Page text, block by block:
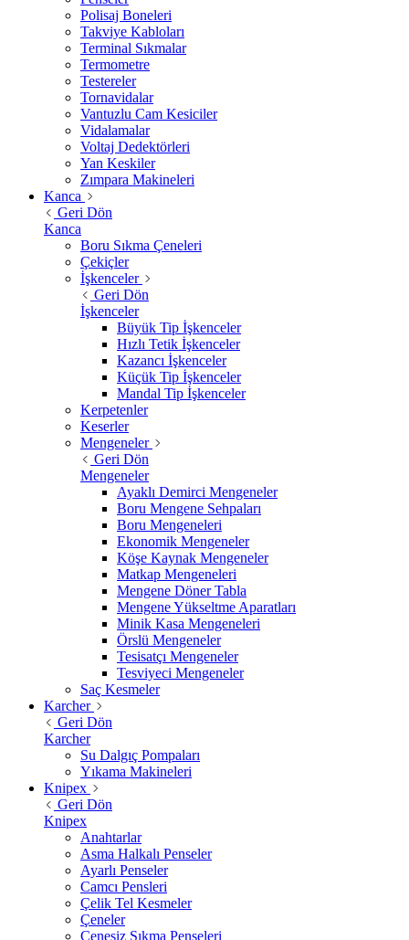
Polisaj Boneleri
Takviye Kabloları
Terminal Sıkmalar
Termometre
Testereler
Tornavidalar
Vantuzlu Cam Kesiciler
Vidalamalar
Voltaj Dedektörleri
Yan Keskiler
Zımpara Makineleri
Kanca
Geri Dön
Kanca
Boru Sıkma Çeneleri
Çekiçler
İşkenceler
Geri Dön
İşkenceler
Büyük Tip İşkenceler
Hızlı Tetik İşkenceler
Kazancı İşkenceler
Küçük Tip İşkenceler
Mandal Tip İşkenceler
Kerpetenler
Keserler
Mengeneler
Geri Dön
Mengeneler
Ayaklı Demirci Mengeneler
Boru Mengene Sehpaları
Boru Mengeneleri
Ekonomik Mengeneler
Köşe Kaynak Mengeneler
Matkap Mengeneleri
Mengene Döner Tabla
Mengene Yükseltme Aparatları
Minik Kasa Mengeneleri
Örslü Mengeneler
Tesisatçı Mengeneler
Tesviyeci Mengeneler
Saç Kesmeler
Karcher
Geri Dön
Karcher
Su Dalgıç Pompaları
Yıkama Makineleri
Knipex
Geri Dön
Knipex
Anahtarlar
Asma Halkalı Penseler
Ayarlı Penseler
Camcı Pensleri
Çelik Tel Kesmeler
Çeneler
Çenesiz Sıkma Penseleri